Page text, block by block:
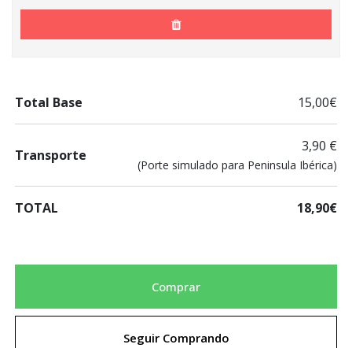
Total Base 15,00€
Transporte
3,90 €
(Porte simulado para Peninsula Ibérica)
TOTAL 18,90€
Comprar
Seguir Comprando